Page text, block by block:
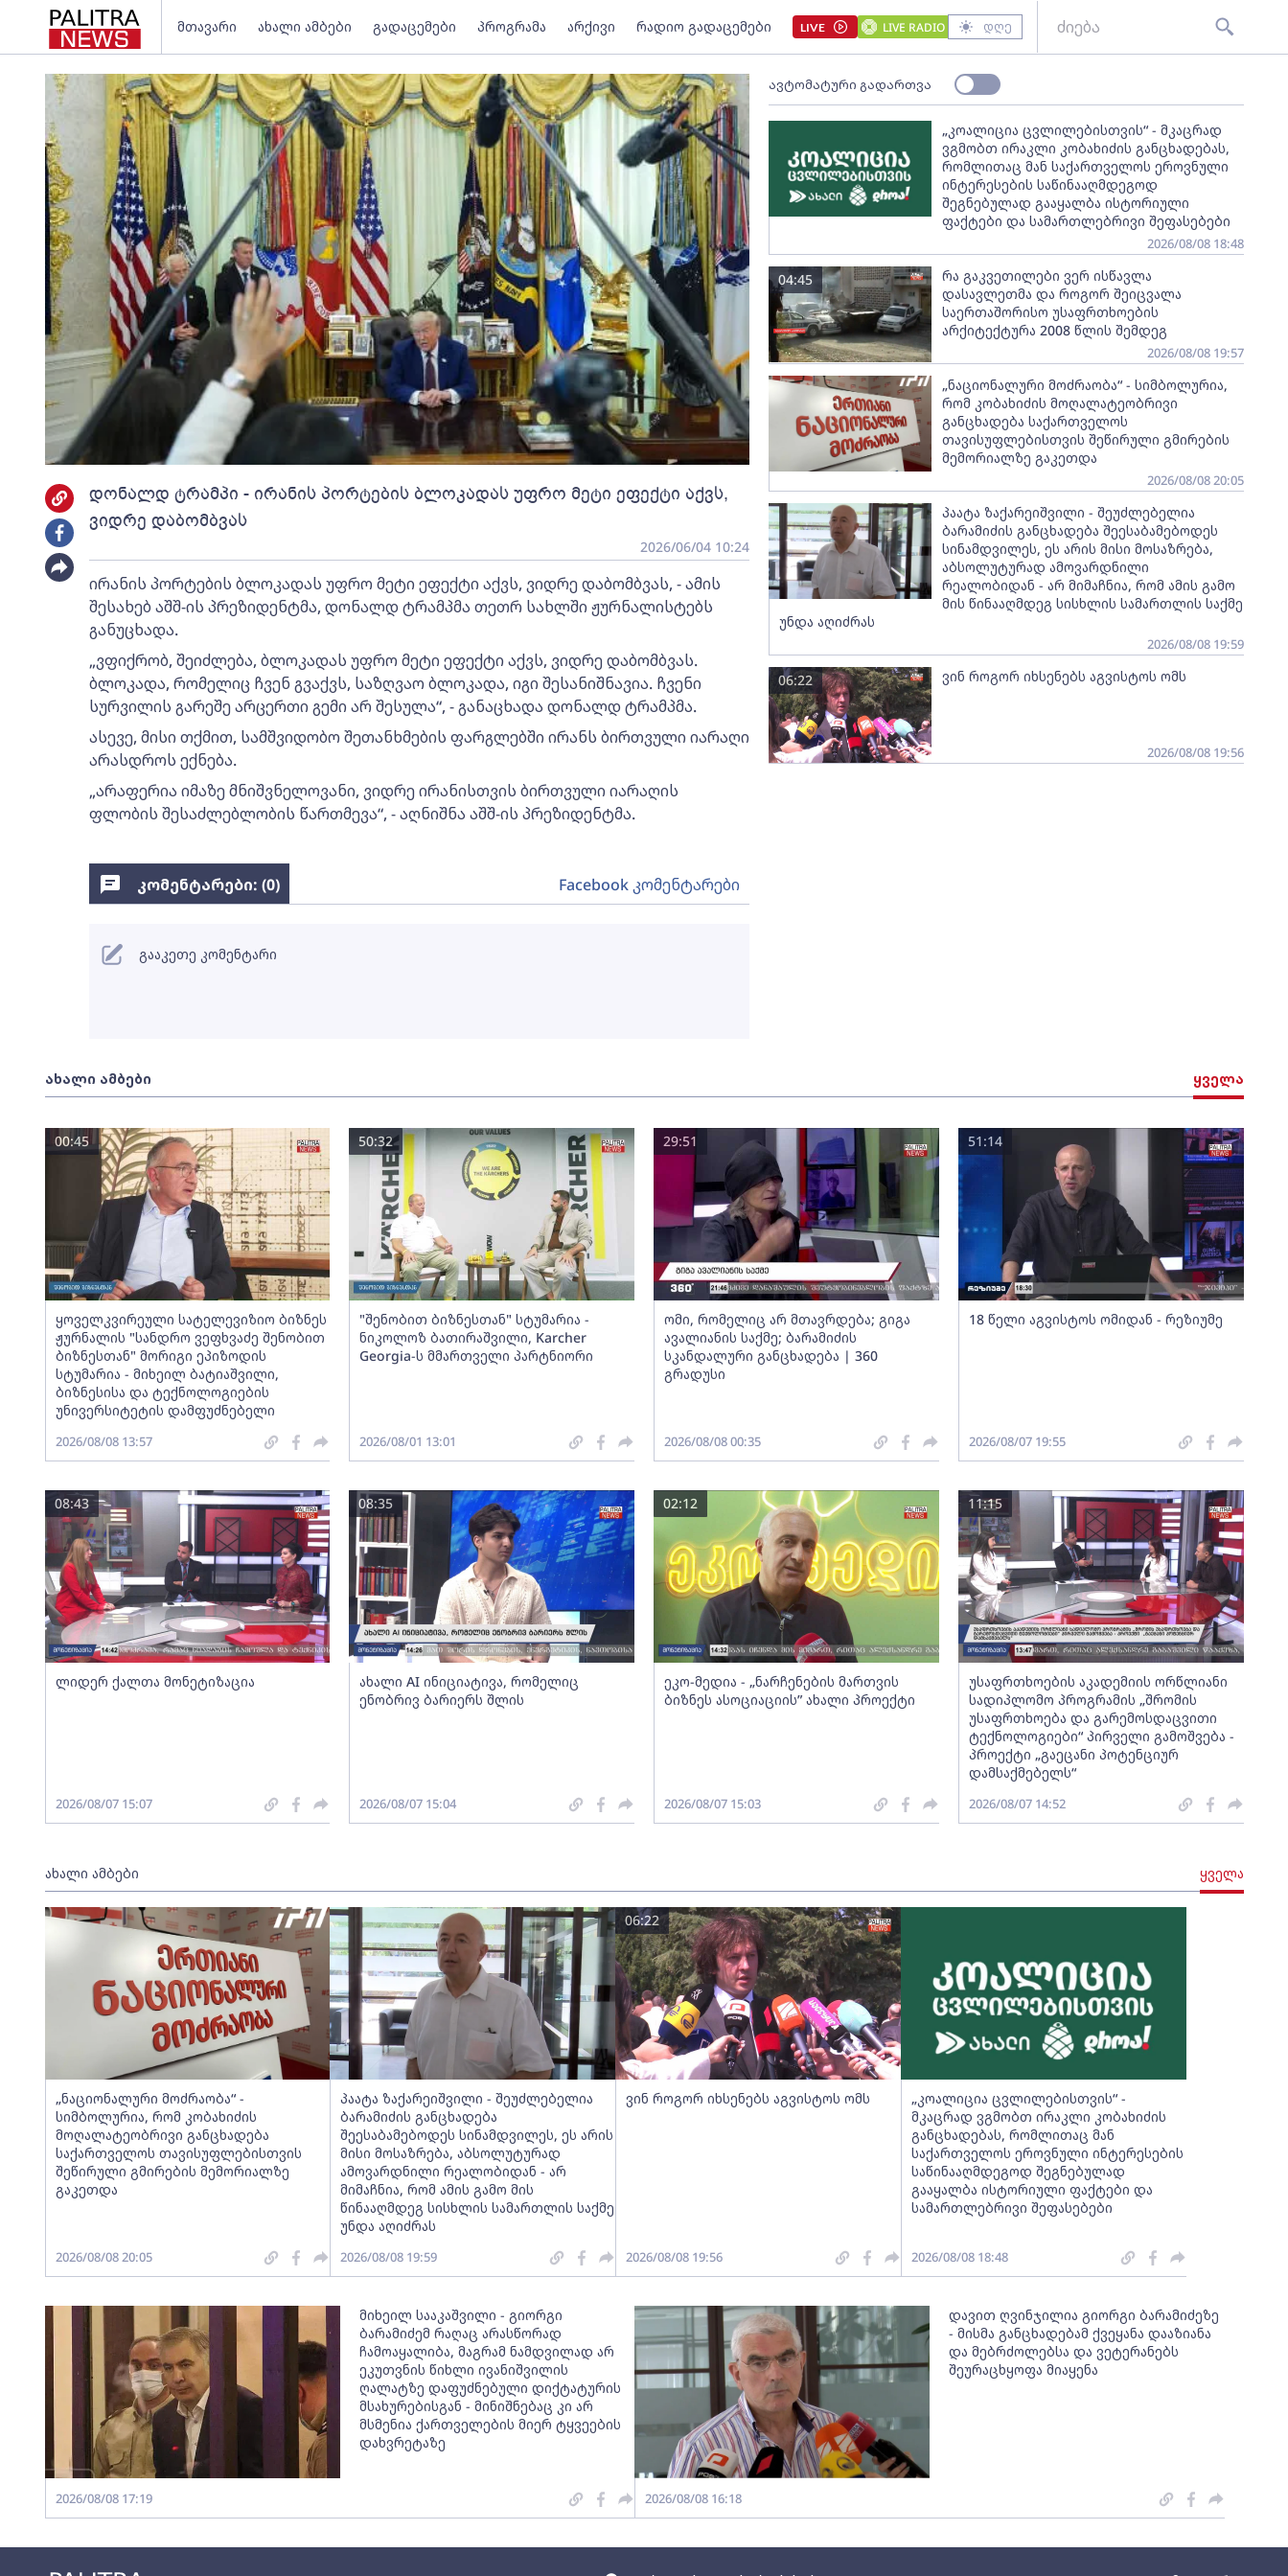
მთავარი ახალი ამბები გადაცემები პროგრამა არქივი რადიო გადაცემები LIVE LIVE RADIO დღე
დონალდ ტრამპი - ირანის პორტების ბლოკადას უფრო მეტი ეფექტი აქვს,
ვიდრე დაბომბვას
2026/06/04 10:24
ირანის პორტების ბლოკადას უფრო მეტი ეფექტი აქვს, ვიდრე დაბომბვას, - ამის
შესახებ აშშ-ის პრეზიდენტმა, დონალდ ტრამპმა თეთრ სახლში ჟურნალისტებს
განუცხადა.
„ვფიქრობ, შეიძლება, ბლოკადას უფრო მეტი ეფექტი აქვს, ვიდრე დაბომბვას.
ბლოკადა, რომელიც ჩვენ გვაქვს, საზღვაო ბლოკადა, იგი შესანიშნავია. ჩვენი
სურვილის გარეშე არცერთი გემი არ შესულა“, - განაცხადა დონალდ ტრამპმა.
ასევე, მისი თქმით, სამშვიდობო შეთანხმების ფარგლებში ირანს ბირთვული იარაღი
არასდროს ექნება.
„არაფერია იმაზე მნიშვნელოვანი, ვიდრე ირანისთვის ბირთვული იარაღის
ფლობის შესაძლებლობის წართმევა“, - აღნიშნა აშშ-ის პრეზიდენტმა.
ავტომატური გადართვა
„კოალიცია ცვლილებისთვის“ - მკაცრად
ვგმობთ ირაკლი კობახიძის განცხადებას,
რომლითაც მან საქართველოს ეროვნული
ინტერესების საწინააღმდეგოდ
შეგნებულად გააყალბა ისტორიული
ფაქტები და სამართლებრივი შეფასებები
2026/08/08 18:48
რა გაკვეთილები ვერ ისწავლა
დასავლეთმა და როგორ შეიცვალა
საერთაშორისო უსაფრთხოების
არქიტექტურა 2008 წლის შემდეგ
04:45
2026/08/08 19:57
„ნაციონალური მოძრაობა“ - სიმბოლურია,
რომ კობახიძის მოღალატეობრივი
განცხადება საქართველოს
თავისუფლებისთვის შეწირული გმირების
მემორიალზე გაკეთდა
2026/08/08 20:05
პაატა ზაქარეიშვილი - შეუძლებელია
ბარამიძის განცხადება შეესაბამებოდეს
სინამდვილეს, ეს არის მისი მოსაზრება,
აბსოლუტურად ამოვარდნილი
რეალობიდან - არ მიმაჩნია, რომ ამის გამო
მის წინააღმდეგ სისხლის სამართლის საქმე
უნდა აღიძრას
2026/08/08 19:59
ვინ როგორ იხსენებს აგვისტოს ომს
06:22
2026/08/08 19:56
ახალი ამბები ყველა
ყოველკვირეული სატელევიზიო ბიზნეს
ჟურნალის "სანდრო ვეფხვაძე შენობით
ბიზნესთან" მორიგი ეპიზოდის
სტუმარია - მიხეილ ბატიაშვილი,
ბიზნესისა და ტექნოლოგიების
უნივერსიტეტის დამფუძნებელი
00:45
2026/08/08 13:57
"შენობით ბიზნესთან" სტუმარია -
ნიკოლოზ ბათირაშვილი, Karcher
Georgia-ს მმართველი პარტნიორი
50:32
2026/08/01 13:01
ომი, რომელიც არ მთავრდება; გიგა
ავალიანის საქმე; ბარამიძის
სკანდალური განცხადება | 360
გრადუსი
29:51
2026/08/08 00:35
18 წელი აგვისტოს ომიდან - რეზიუმე
51:14
2026/08/07 19:55
ლიდერ ქალთა მონეტიზაცია
08:43
2026/08/07 15:07
ახალი AI ინიციატივა, რომელიც
ენობრივ ბარიერს შლის
08:35
2026/08/07 15:04
ეკო-მედია - „ნარჩენების მართვის
ბიზნეს ასოციაციის” ახალი პროექტი
02:12
2026/08/07 15:03
უსაფრთხოების აკადემიის ორწლიანი
სადიპლომო პროგრამის „შრომის
უსაფრთხოება და გარემოსდაცვითი
ტექნოლოგიები“ პირველი გამოშვება -
პროექტი „გაეცანი პოტენციურ
დამსაქმებელს“
11:15
2026/08/07 14:52
ახალი ამბები ყველა
„ნაციონალური მოძრაობა“ -
სიმბოლურია, რომ კობახიძის
მოღალატეობრივი განცხადება
საქართველოს თავისუფლებისთვის
შეწირული გმირების მემორიალზე
გაკეთდა
2026/08/08 20:05
პაატა ზაქარეიშვილი - შეუძლებელია
ბარამიძის განცხადება
შეესაბამებოდეს სინამდვილეს, ეს არის
მისი მოსაზრება, აბსოლუტურად
ამოვარდნილი რეალობიდან - არ
მიმაჩნია, რომ ამის გამო მის
წინააღმდეგ სისხლის სამართლის საქმე
უნდა აღიძრას
2026/08/08 19:59
ვინ როგორ იხსენებს აგვისტოს ომს
06:22
2026/08/08 19:56
„კოალიცია ცვლილებისთვის“ -
მკაცრად ვგმობთ ირაკლი კობახიძის
განცხადებას, რომლითაც მან
საქართველოს ეროვნული ინტერესების
საწინააღმდეგოდ შეგნებულად
გააყალბა ისტორიული ფაქტები და
სამართლებრივი შეფასებები
2026/08/08 18:48
მიხეილ სააკაშვილი - გიორგი
ბარამიძემ რაღაც არასწორად
ჩამოაყალიბა, მაგრამ ნამდვილად არ
ეკუთვნის წიხლი ივანიშვილის
ღალატზე დაფუძნებული დიქტატურის
მსახურებისგან - მინიშნებაც კი არ
მსმენია ქართველების მიერ ტყვეების
დახვრეტაზე
2026/08/08 17:19
დავით ღვინჯილია გიორგი ბარამიძეზე
- მისმა განცხადებამ ქვეყანა დააზიანა
და მებრძოლებსა და ვეტერანებს
შეურაცხყოფა მიაყენა
2026/08/08 16:18
კომენტარები: (0) Facebook კომენტარები
გააკეთე კომენტარი